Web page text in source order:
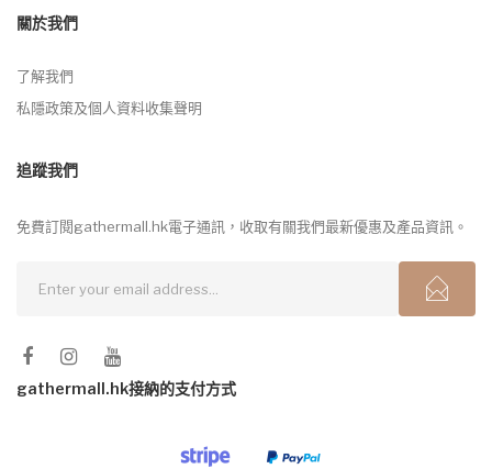
關於我們
了解我們
私隱政策及個人資料收集聲明
追蹤我們
免費訂閱gathermall.hk電子通訊，收取有關我們最新優惠及產品資訊。
gathermall.hk接納的支付方式